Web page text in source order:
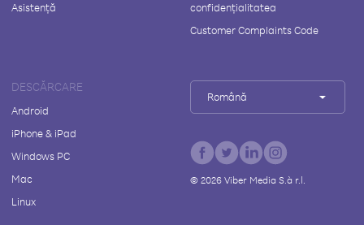
Asistență
confidențialitatea
Customer Complaints Code
DESCĂRCARE
Android
iPhone & iPad
Windows PC
Mac
Linux
Română
© 2026Viber Media S.à r.l.